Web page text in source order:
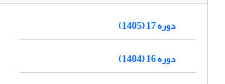
دوره 17 (1405)
دوره 16 (1404)